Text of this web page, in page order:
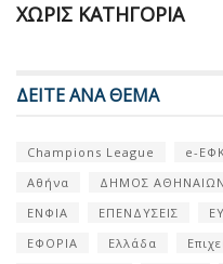
ΧΩΡΊΣ ΚΑΤΗΓΟΡΊΑ
ΔΕΙΤΕ ΑΝΑ ΘΕΜΑ
Champions League e-
Αθήνα
ΔΗΜΟΣ ΑΘΗΝΑΙΩΝ
ΕΝΦΙΑ
ΕΠΕΝΔΥΣΕΙΣ
ΕΦΟΡΙΑ
Ελλάδα